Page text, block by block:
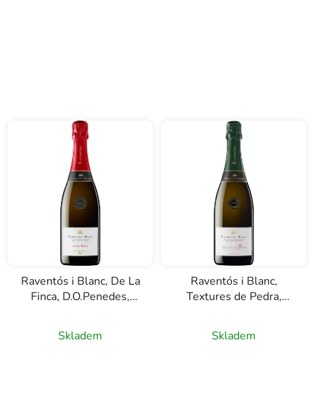
Raventós i Blanc, De La
Finca, D.O.Penedes,
0,75l
Skladem
Raventós i Blanc,
Textures de Pedra,
šumivé víno, 0,75l
Skladem